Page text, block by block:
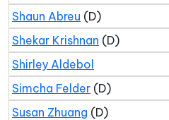
Shaun Abreu (D)
Shekar Krishnan (D)
Shirley Aldebol
Simcha Felder (D)
Susan Zhuang (D)